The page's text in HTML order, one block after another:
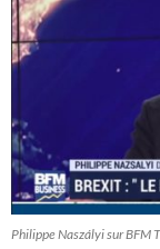
Philippe Naszályi sur BFM